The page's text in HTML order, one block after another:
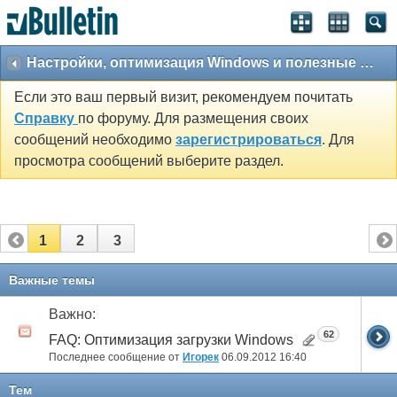
Настройки, оптимизация Windows и полезные утилиты
Если это ваш первый визит, рекомендуем почитать
Справку по форуму. Для размещения своих
сообщений необходимо зарегистрироваться. Для
просмотра сообщений выберите раздел.
1 2 3
Важные темы
Важно:
FAQ: Оптимизация загрузки Windows
Последнее сообщение от Игорек 06.09.2012 16:40
62
Тем